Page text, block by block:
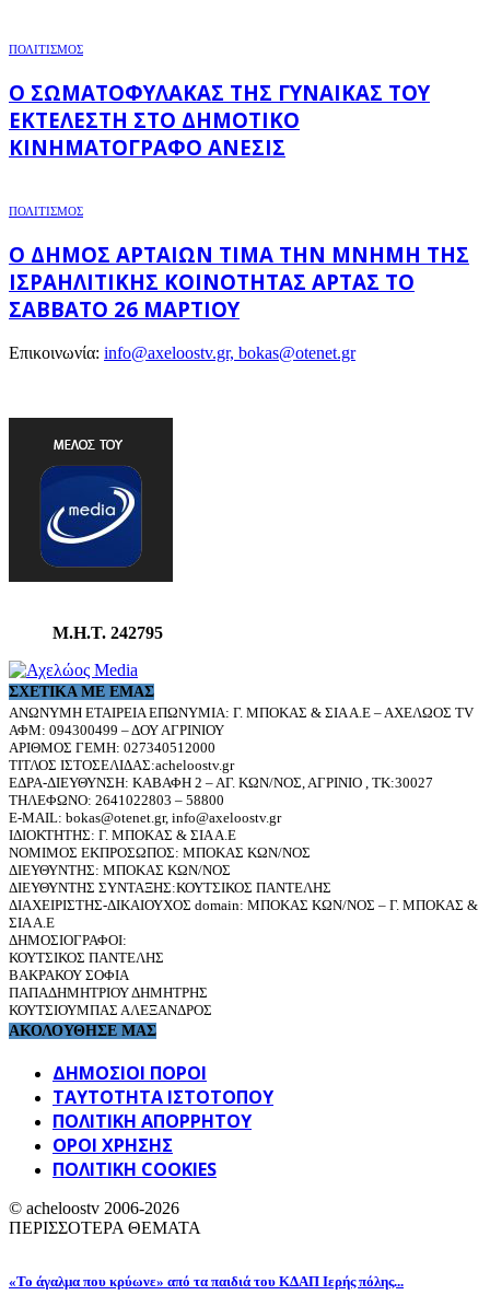
ΠΟΛΙΤΙΣΜΟΣ
Ο ΣΩΜΑΤΟΦΎΛΑΚΑΣ ΤΗΣ ΓΥΝΑΊΚΑΣ ΤΟΥ
ΕΚΤΕΛΕΣΤΉ ΣΤΟ ΔΗΜΟΤΙΚΌ
ΚΙΝΗΜΑΤΟΓΡΆΦΟ ΑΝΕΣΙΣ
ΠΟΛΙΤΙΣΜΟΣ
Ο ΔΉΜΟΣ ΑΡΤΑΊΩΝ ΤΙΜΆ ΤΗΝ ΜΝΉΜΗ ΤΗΣ
ΙΣΡΑΗΛΙΤΙΚΉΣ ΚΟΙΝΌΤΗΤΑΣ ΆΡΤΑΣ ΤΟ
ΣΆΒΒΑΤΟ 26 ΜΑΡΤΊΟΥ
Επικοινωνία: info@axeloostv.gr, bokas@otenet.gr
Μ.Η.Τ. 242795
ΣΧΕΤΙΚΆ ΜΕ ΕΜΆΣ
ΑΝΩΝΥΜΗ ΕΤΑΙΡΕΙΑ ΕΠΩΝΥΜΙΑ: Γ. ΜΠΟΚΑΣ & ΣΙΑ Α.Ε – ΑΧΕΛΩΟΣ TV
ΑΦΜ: 094300499 – ΔΟΥ ΑΓΡΙΝΙΟΥ
ΑΡΙΘΜΟΣ ΓΕΜΗ: 027340512000
ΤΙΤΛΟΣ ΙΣΤΟΣΕΛΙΔΑΣ:acheloostv.gr
ΕΔΡΑ-ΔΙΕΥΘΥΝΣΗ: ΚΑΒΑΦΗ 2 – ΑΓ. ΚΩΝ/ΝΟΣ, ΑΓΡΙΝΙΟ , ΤΚ:30027
ΤΗΛΕΦΩΝΟ: 2641022803 – 58800
E-MAIL: bokas@otenet.gr, info@axeloostv.gr
ΙΔΙΟΚΤΗΤΗΣ: Γ. ΜΠΟΚΑΣ & ΣΙΑ Α.Ε
ΝΟΜΙΜΟΣ ΕΚΠΡΟΣΩΠΟΣ: ΜΠΟΚΑΣ ΚΩΝ/ΝΟΣ
ΔΙΕΥΘΥΝΤΗΣ: ΜΠΟΚΑΣ ΚΩΝ/ΝΟΣ
ΔΙΕΥΘΥΝΤΗΣ ΣΥΝΤΑΞΗΣ:ΚΟΥΤΣΙΚΟΣ ΠΑΝΤΕΛΗΣ
ΔΙΑΧΕΙΡΙΣΤΗΣ-ΔΙΚΑΙΟΥΧΟΣ domain: ΜΠΟΚΑΣ ΚΩΝ/ΝΟΣ – Γ. ΜΠΟΚΑΣ &
ΣΙΑ Α.Ε
ΔΗΜΟΣΙΟΓΡΑΦΟΙ:
ΚΟΥΤΣΙΚΟΣ ΠΑΝΤΕΛΗΣ
ΒΑΚΡΑΚΟΥ ΣΟΦΙΑ
ΠΑΠΑΔΗΜΗΤΡΙΟΥ ΔΗΜΗΤΡΗΣ
ΚΟΥΤΣΙΟΥΜΠΑΣ ΑΛΕΞΑΝΔΡΟΣ
ΑΚΟΛΟΥΘΗΣΕ ΜΑΣ
ΔΗΜΟΣΙΟΙ ΠΟΡΟΙ
ΤΑΥΤΌΤΗΤΑ ΙΣΤΌΤΟΠΟΥ
ΠΟΛΙΤΙΚΉ ΑΠΟΡΡΉΤΟΥ
ΌΡΟΙ ΧΡΉΣΗΣ
ΠΟΛΙΤΙΚΗ COOKIES
© acheloostv 2006-2026
ΠΕΡΙΣΣΟΤΕΡΑ ΘΕΜΑΤΑ
«Το άγαλμα που κρύωνε» από τα παιδιά του ΚΔΑΠ Ιερής πόλης...